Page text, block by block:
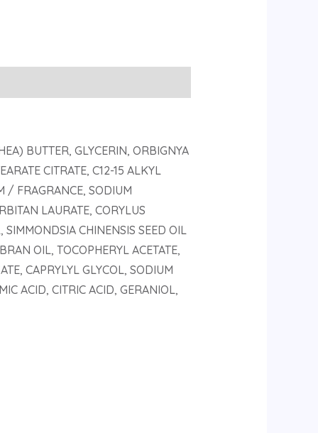
BUTTER, GLYCERIN, ORBIGNYA
CITRATE, C12-15 ALKYL
/ FRAGRANCE, SODIUM
LAURATE, CORYLUS
CHINENSIS SEED OIL
OIL, TOCOPHERYL ACETATE,
CAPRYLYL GLYCOL, SODIUM
ACID, CITRIC ACID, GERANIOL,